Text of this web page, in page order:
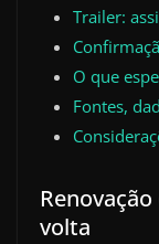
Trailer:
O que
Fontes,
volta